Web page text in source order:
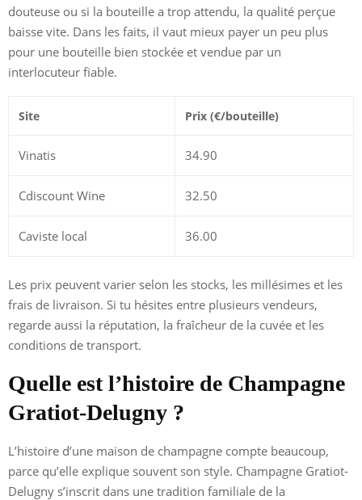
douteuse ou si la bouteille a trop attendu, la qualité perçue
baisse vite. Dans les faits, il vaut mieux payer un peu plus
pour une bouteille bien stockée et vendue par un
interlocuteur fiable.
Site Prix (€/bouteille)
Vinatis 34.90
Cdiscount Wine 32.50
Caviste local 36.00
Les prix peuvent varier selon les stocks, les millésimes et les
frais de livraison. Si tu hésites entre plusieurs vendeurs,
regarde aussi la réputation, la fraîcheur de la cuvée et les
conditions de transport.
Quelle est l’histoire de Champagne
Gratiot-Delugny ?
L’histoire d’une maison de champagne compte beaucoup,
parce qu’elle explique souvent son style. Champagne Gratiot-
Delugny s’inscrit dans une tradition familiale de la